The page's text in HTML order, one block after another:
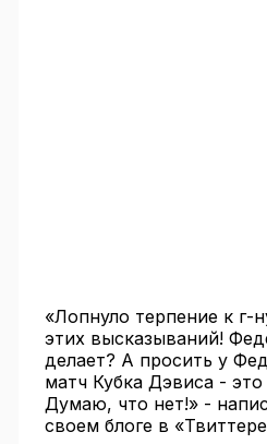
«Лопнуло терпение к
этих высказываний!
делает? А просить у
матч Кубка Дэвиса -
Думаю, что нет!» -
своем блоге в